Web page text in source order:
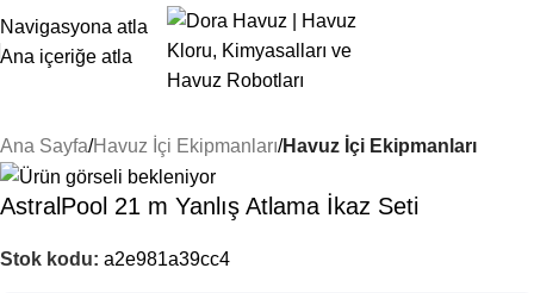
Navigasyona atla
Ana içeriğe atla
Ana Sayfa Havuz İçi Ekipmanları Havuz İçi Ekipmanları
AstralPool 21 m Yanlış Atlama İkaz Seti
Stok kodu: a2e981a39cc4